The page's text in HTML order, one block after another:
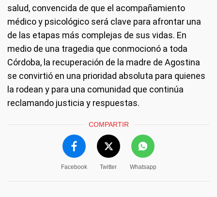
salud, convencida de que el acompañamiento
médico y psicológico será clave para afrontar una
de las etapas más complejas de sus vidas. En
medio de una tragedia que conmocionó a toda
Córdoba, la recuperación de la madre de Agostina
se convirtió en una prioridad absoluta para quienes
la rodean y para una comunidad que continúa
reclamando justicia y respuestas.
COMPARTIR
Facebook Twitter Whatsapp